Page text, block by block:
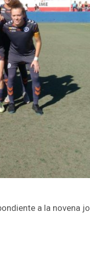
a la novena